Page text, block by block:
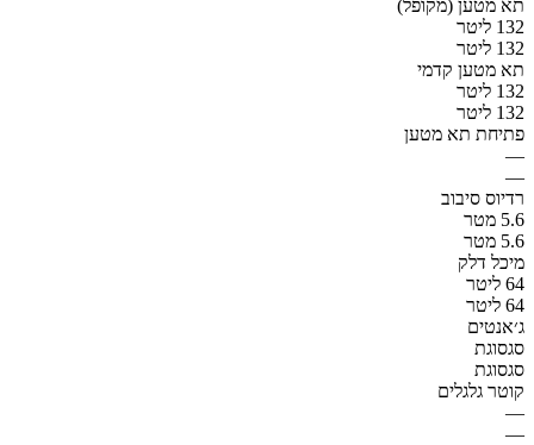
תא מטען (מקופל)
132 ליטר
132 ליטר
תא מטען קדמי
132 ליטר
132 ליטר
פתיחת תא מטען
—
—
רדיוס סיבוב
5.6 מטר
5.6 מטר
מיכל דלק
64 ליטר
64 ליטר
ג׳אנטים
סגסוגת
סגסוגת
קוטר גלגלים
—
—